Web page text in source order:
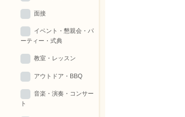
面接
イベント・懇親会・パ
ーティー・式典
教室・レッスン
アウトドア・BBQ
音楽・演奏・コンサー
ト